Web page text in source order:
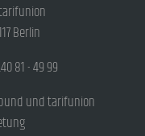
Berlin
81 - 49 99
und tarifunion